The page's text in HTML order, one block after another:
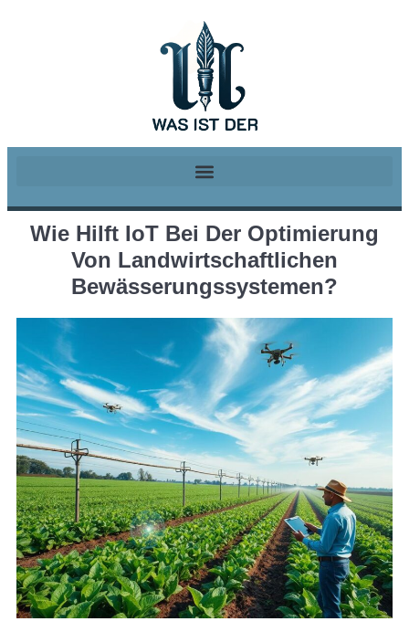
Wie Hilft IoT Bei Der Optimierung
Von Landwirtschaftlichen
Bewässerungssystemen?